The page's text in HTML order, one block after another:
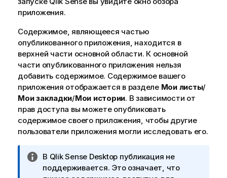
приложения.
Содержимое, являющееся частью
опубликованного приложения, находится в
верхней части основной области. К основной
части опубликованного приложения нельзя
добавить содержимое. Содержимое вашего
приложения отображается в разделе Мои листы/
Мои закладки/Мои истории. В зависимости от
прав доступа вы можете опубликовать
содержимое своего приложения, чтобы другие
пользователи приложения могли исследовать его.
П
р
В Qlik Sense Desktop публикация не
поддерживается. Это означает, что